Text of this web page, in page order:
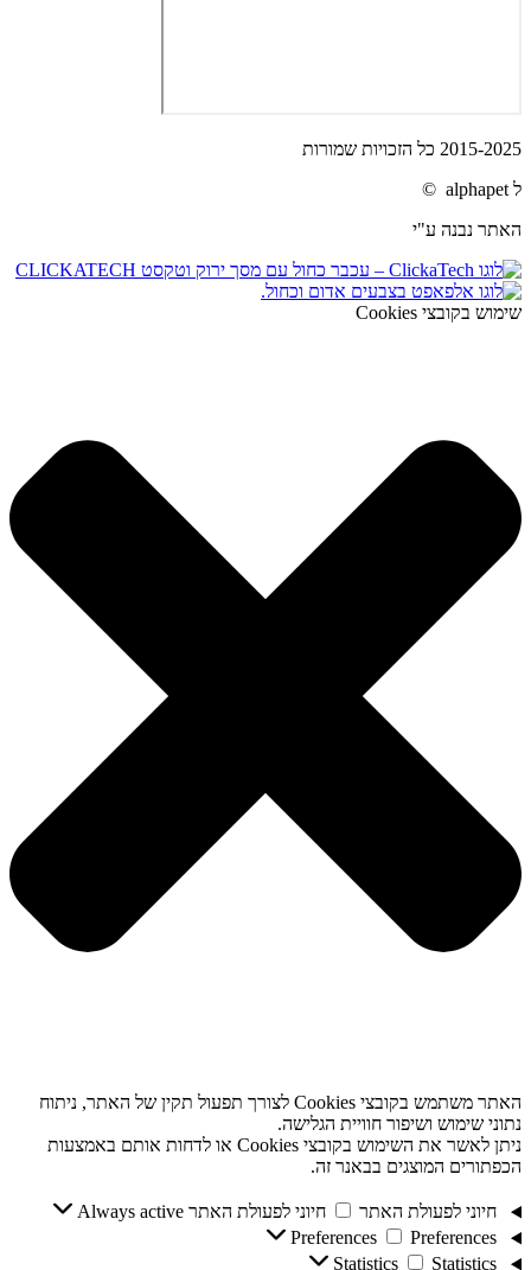
2015-2025 כל הזכויות שמורות
ל alphapet ©
האתר נבנה ע"י
שימוש בקובצי Cookies
האתר משתמש בקובצי Cookies לצורך תפעול תקין של האתר, ניתוח
נתוני שימוש ושיפור חוויית הגלישה.
ניתן לאשר את השימוש בקובצי Cookies או לדחות אותם באמצעות
הכפתורים המוצגים בבאנר זה.
חיוני לפעולת האתר חיוני לפעולת האתר Always active
Preferences
Preferences
Statistics
Statistics